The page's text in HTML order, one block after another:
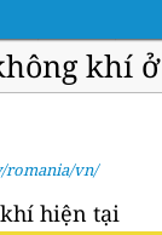
khí
romania/vn/
hiện tại